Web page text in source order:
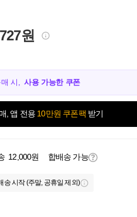
원
매 시,사용 가능한 쿠폰
, 앱 전용 10만원 쿠폰팩 받기
12,000원 합배송 가능
송 시작 (주말, 공휴일 제외)